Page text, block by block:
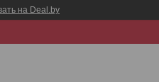
на Deal.by